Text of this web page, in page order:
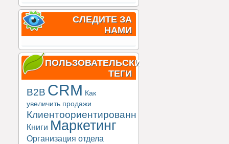
СЛЕДИТЕ ЗА
НАМИ
ПОЛЬЗОВАТЕЛЬСКИЕ
ТЕГИ
B2B CRM Как
увеличить продажи
Клиентоориентированность
Книги Маркетинг
Организация отдела